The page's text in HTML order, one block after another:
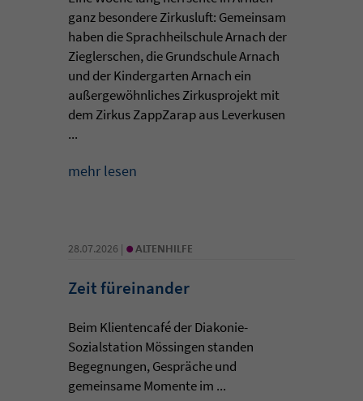
ganz besondere Zirkusluft: Gemeinsam
haben die Sprachheilschule Arnach der
Zieglerschen, die Grundschule Arnach
und der Kindergarten Arnach ein
außergewöhnliches Zirkusprojekt mit
dem Zirkus ZappZarap aus Leverkusen
...
mehr lesen
28.07.2026 | • ALTENHILFE
Zeit füreinander
Beim Klientencafé der Diakonie-
Sozialstation Mössingen standen
Begegnungen, Gespräche und
gemeinsame Momente im ...